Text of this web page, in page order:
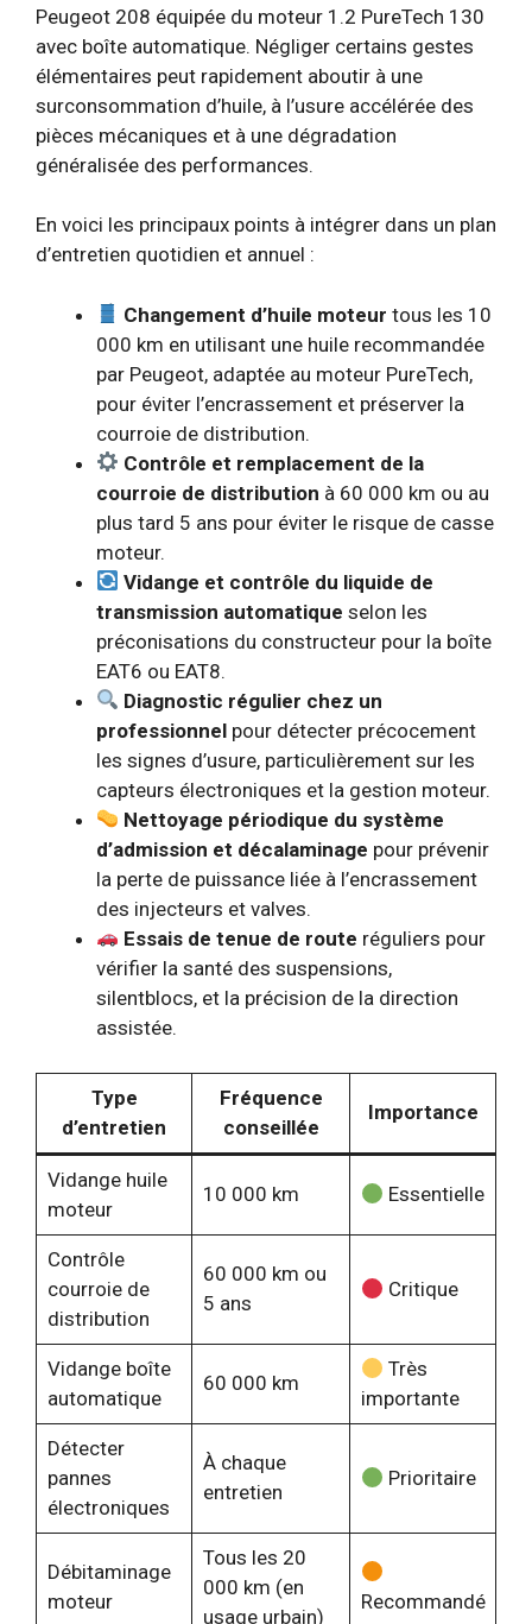
Peugeot 208 équipée du moteur 1.2 PureTech 130
avec boîte automatique. Négliger certains gestes
élémentaires peut rapidement aboutir à une
surconsommation d’huile, à l’usure accélérée des
pièces mécaniques et à une dégradation
généralisée des performances.
En voici les principaux points à intégrer dans un plan
d’entretien quotidien et annuel :
Changement d’huile moteur tous les 10
000 km en utilisant une huile recommandée
par Peugeot, adaptée au moteur PureTech,
pour éviter l’encrassement et préserver la
courroie de distribution.
Contrôle et remplacement de la
courroie de distribution à 60 000 km ou au
plus tard 5 ans pour éviter le risque de casse
moteur.
Vidange et contrôle du liquide de
transmission automatique selon les
préconisations du constructeur pour la boîte
EAT6 ou EAT8.
Diagnostic régulier chez un
professionnel pour détecter précocement
les signes d’usure, particulièrement sur les
capteurs électroniques et la gestion moteur.
Nettoyage périodique du système
d’admission et décalaminage pour prévenir
la perte de puissance liée à l’encrassement
des injecteurs et valves.
Essais de tenue de route réguliers pour
vérifier la santé des suspensions,
silentblocs, et la précision de la direction
assistée.
Type
d’entretien
Fréquence
conseillée
Importance
Vidange huile
moteur
10 000 km Essentielle
Contrôle
courroie de
distribution
60 000 km ou
5 ans
Critique
Vidange boîte
automatique
60 000 km
Très
importante
Détecter
pannes
électroniques
À chaque
entretien
Prioritaire
Débitaminage
moteur
Tous les 20
000 km (en
usage urbain)
Recommandé